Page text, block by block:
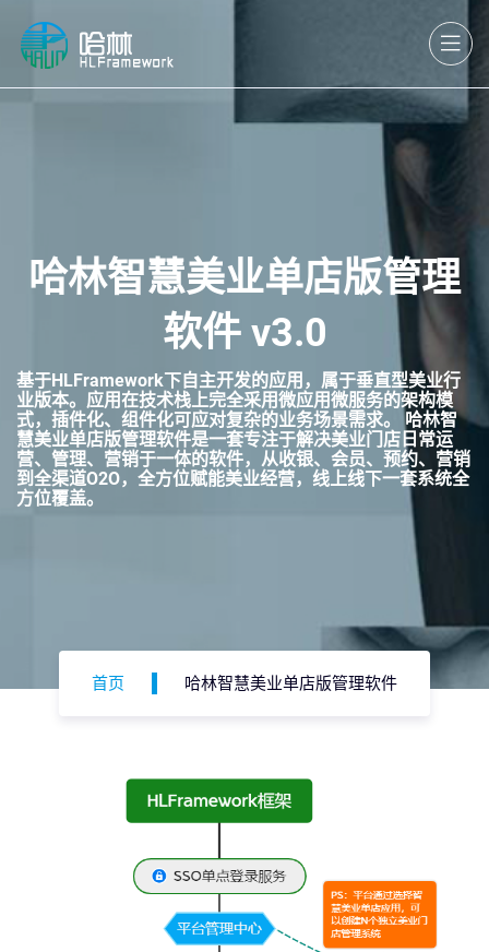
哈林智慧美业单店版管理
软件 v3.0
基于HLFramework下自主开发的应用，属于垂直型美业行
业版本。应用在技术栈上完全采用微应用微服务的架构模
式，插件化、组件化可应对复杂的业务场景需求。 哈林智
慧美业单店版管理软件是一套专注于解决美业门店日常运
营、管理、营销于一体的软件，从收银、会员、预约、营销
到全渠道O2O，全方位赋能美业经营，线上线下一套系统全
方位覆盖。
首页 哈林智慧美业单店版管理软件